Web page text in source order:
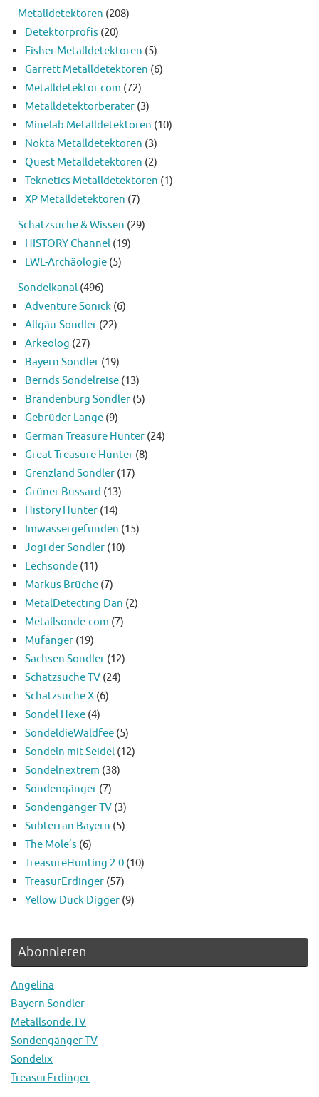
Metalldetektoren (208)
Detektorprofis (20)
Fisher Metalldetektoren (5)
Garrett Metalldetektoren (6)
Metalldetektor.com (72)
Metalldetektorberater (3)
Minelab Metalldetektoren (10)
Nokta Metalldetektoren (3)
Quest Metalldetektoren (2)
Teknetics Metalldetektoren (1)
XP Metalldetektoren (7)
Schatzsuche & Wissen (29)
HISTORY Channel (19)
LWL-Archäologie (5)
Sondelkanal (496)
Adventure Sonick (6)
Allgäu-Sondler (22)
Arkeolog (27)
Bayern Sondler (19)
Bernds Sondelreise (13)
Brandenburg Sondler (5)
Gebrüder Lange (9)
German Treasure Hunter (24)
Great Treasure Hunter (8)
Grenzland Sondler (17)
Grüner Bussard (13)
History Hunter (14)
Imwassergefunden (15)
Jogi der Sondler (10)
Lechsonde (11)
Markus Brüche (7)
MetalDetecting Dan (2)
Metallsonde.com (7)
Mufänger (19)
Sachsen Sondler (12)
Schatzsuche TV (24)
Schatzsuche X (6)
Sondel Hexe (4)
SondeldieWaldfee (5)
Sondeln mit Seidel (12)
Sondelnextrem (38)
Sondengänger (7)
Sondengänger TV (3)
Subterran Bayern (5)
The Mole’s (6)
TreasureHunting 2.0 (10)
TreasurErdinger (57)
Yellow Duck Digger (9)
Abonnieren
Angelina
Bayern Sondler
Metallsonde.TV
Sondengänger TV
Sondelix
TreasurErdinger